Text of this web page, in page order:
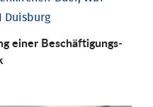
Duisburg
einer Be­schäftigungs­